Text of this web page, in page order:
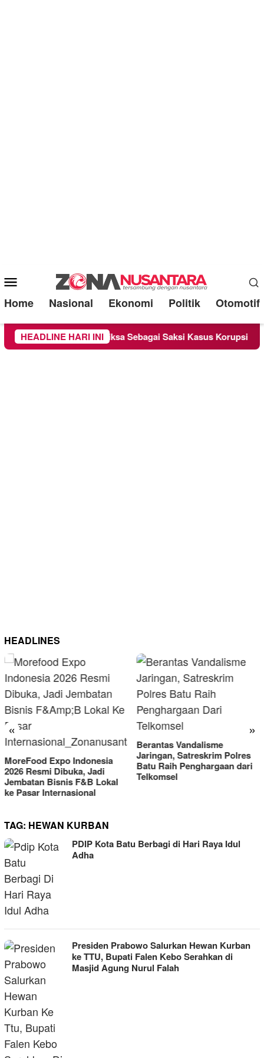
Mobile
Menu
Home Nasional Ekonomi Politik Otomotif
HEADLINE HARI INI
Chandra Diperiksa Sebagai Saksi Kasus Korupsi Bibit
HEADLINES
« »
Berantas Vandalisme
Jaringan, Satreskrim Polres
Batu Raih Penghargaan dari
Telkomsel
RM OG Alami Kenaikan
Omset di Porprov IX Jatim
2025
TAG: HEWAN KURBAN
PDIP Kota Batu Berbagi di Hari Raya Idul
Adha
Presiden Prabowo Salurkan Hewan Kurban
ke TTU, Bupati Falen Kebo Serahkan di
Masjid Agung Nurul Falah